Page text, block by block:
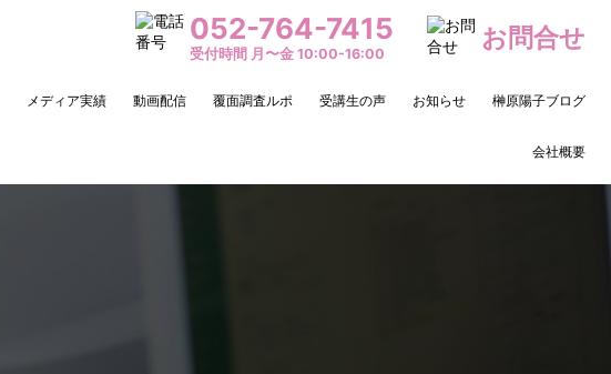
052-764-7415
受付時間 月〜金 10:00-16:00
お問合せ
メディア実績 動画配信 覆面調査ルポ 受講生の声 お知らせ 榊原陽子ブログ
会社概要